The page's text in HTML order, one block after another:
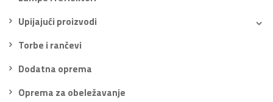
Upijajući proizvodi
Torbe i rančevi
Dodatna oprema
Oprema za obeležavanje